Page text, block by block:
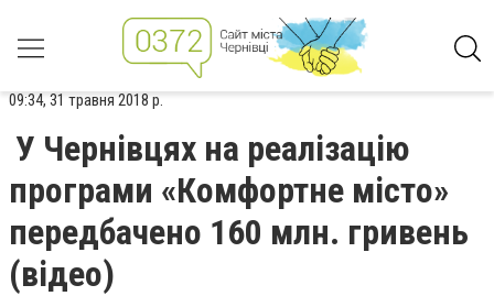
09:34, 31 травня 2018 р.
У Чернівцях на реалізацію
програми «Комфортне місто»
передбачено 160 млн. гривень
(відео)